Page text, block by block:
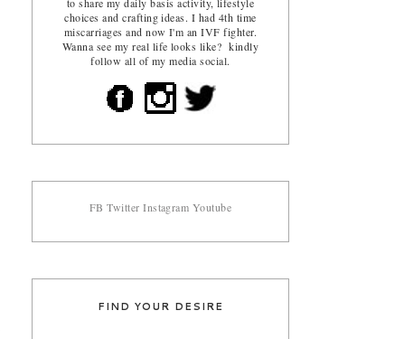
choices and crafting ideas. I had 4th time
miscarriages and now I'm an IVF fighter.
Wanna see my real life looks like? kindly
follow all of my media social.
FB Twitter Instagram Youtube
FIND YOUR DESIRE